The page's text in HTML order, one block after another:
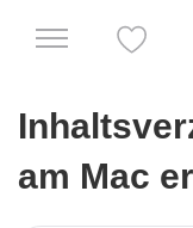
am Mac